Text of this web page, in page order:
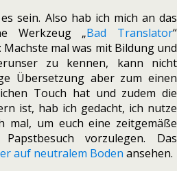
sein. Also hab ich mich an das
Werkzeug „Bad Translator“
mal was mit Bildung und
zu kennen, kann nicht
Übersetzung aber zum einen
Touch hat und zudem die
ist, hab ich gedacht, ich nutze
mal, um euch eine zeitgemäße
vorzulegen. Das
auf neutralem Boden ansehen.